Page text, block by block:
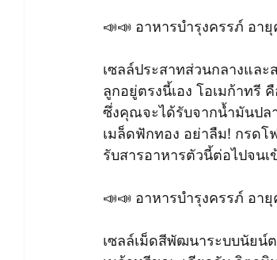
📣📣 อาหารบำรุงครรภ์ อา
เซลล์ประสาทส่วนกลางแล
ลูกอยู่ตรงนี้เอง โอเมก้าทรี
ซึ่งคุณจะได้รับจากน้ำมันปล
เมล็ดฟักทอง อย่าลืม! กรด
รับสารอาหารตัวนี้ต่อไปจน
📣📣 อาหารบำรุงครรภ์ อา
เซลล์เม็ดสีพัฒนาระบบนัยน์